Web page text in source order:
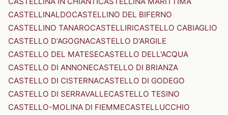
CASTELLINALDOCASTELLINO DEL BIFERNO
CASTELLINO TANAROCASTELLIRICASTELLO CABIAGLIO
CASTELLO D'AGOGNACASTELLO D'ARGILE
CASTELLO DEL MATESECASTELLO DELL'ACQUA
CASTELLO DI ANNONECASTELLO DI BRIANZA
CASTELLO DI CISTERNACASTELLO DI GODEGO
CASTELLO DI SERRAVALLECASTELLO TESINO
CASTELLO-MOLINA DI FIEMMECASTELLUCCHIO